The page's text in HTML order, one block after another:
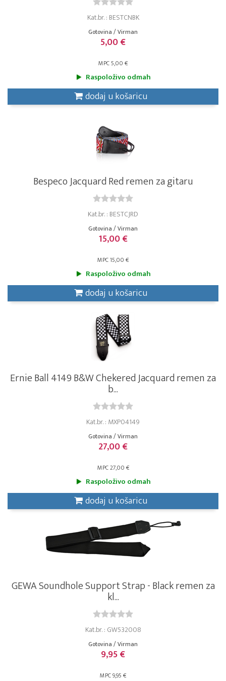
Kat.br. : BESTCNBK
Gotovina / Virman
5,00 €
MPC 5,00 €
Raspoloživo odmah
dodaj u košaricu
Bespeco Jacquard Red remen za gitaru
Kat.br. : BESTCJRD
Gotovina / Virman
15,00 €
MPC 15,00 €
Raspoloživo odmah
dodaj u košaricu
Ernie Ball 4149 B&W Chekered Jacquard remen za
b...
Kat.br. : MXP04149
Gotovina / Virman
27,00 €
MPC 27,00 €
Raspoloživo odmah
dodaj u košaricu
GEWA Soundhole Support Strap - Black remen za
kl...
Kat.br. : GW532008
Gotovina / Virman
9,95 €
MPC 9,95 €